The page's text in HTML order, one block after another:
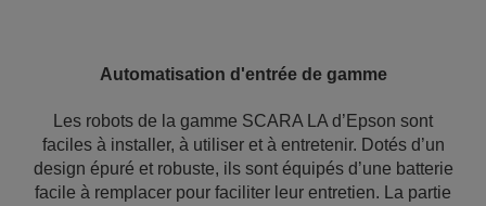
Automatisation d'entrée de gamme
Les robots de la gamme SCARA LA d’Epson sont
faciles à installer, à utiliser et à entretenir. Dotés d’un
design épuré et robuste, ils sont équipés d’une batterie
facile à remplacer pour faciliter leur entretien. La partie